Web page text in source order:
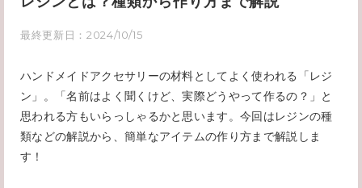
最終更新日：2024/10/15
ハンドメイドアクセサリーの材料としてよく使われる「レジ
ン」。「名前はよく聞くけど、実際どうやって作るの？」と
思われる方もいらっしゃるかと思います。今回はレジンの種
類などの解説から、簡単なアイテムの作り方まで解説しま
す！